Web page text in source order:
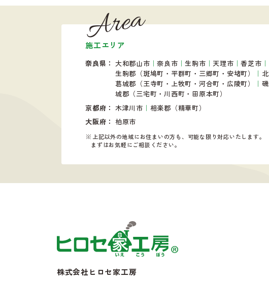
Area
施工エリア
奈良県 大和郡山市 ｜奈良市 ｜生駒市 ｜ 天理市 ｜香芝市 ｜
生駒郡（斑鳩町・平群町・ 三郷町・安堵町） ｜ 北
葛城郡（王寺町・上牧町 ・河合町・広陵町） ｜ 磯
城郡（三宅町・川西町・ 田原本町）
京都府
木津川市 ｜ 相楽郡（精華町）
大阪府
柏原市
上記以外の地域にお住まいの方も、可能な限り対応いたします。
まずはお気軽にご相談ください。
株式会社ヒロセ家工房